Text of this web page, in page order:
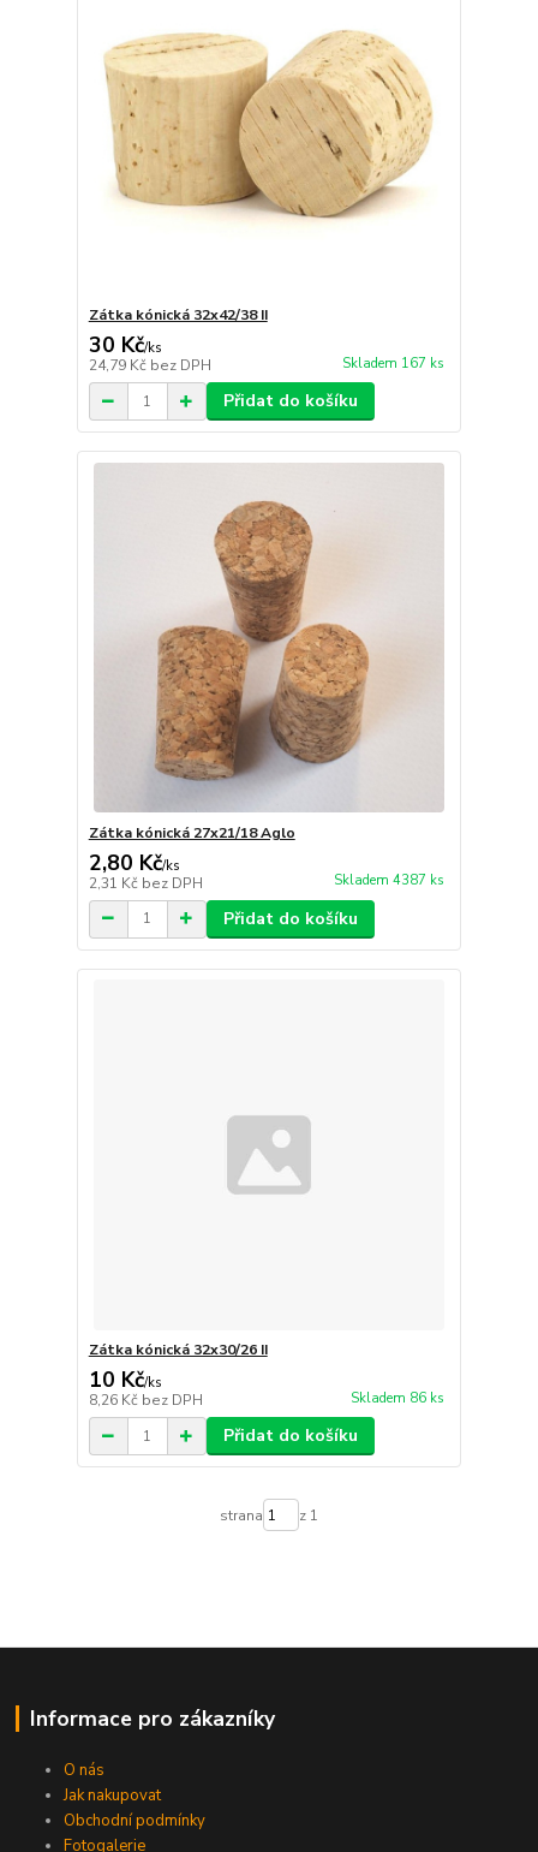
Zátka kónická 32x42/38 II
30 Kč/ks
24,79 Kč bez DPH Skladem 167 ks
Přidat do košíku
Zátka kónická 27x21/18 Aglo
2,80 Kč/ks
2,31 Kč bez DPH Skladem 4387 ks
Přidat do košíku
Zátka kónická 32x30/26 II
10 Kč/ks
8,26 Kč bez DPH Skladem 86 ks
Přidat do košíku
strana z 1
Informace pro zákazníky
O nás
Jak nakupovat
Obchodní podmínky
Fotogalerie